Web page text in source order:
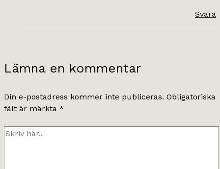
Svara
Lämna en kommentar
Din e-postadress kommer inte publiceras. Obligatoriska
fält är märkta *
Skriv